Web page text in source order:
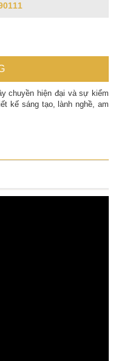
chuyền hiện đại và sự kiểm
kế sáng tạo, lành nghề, am